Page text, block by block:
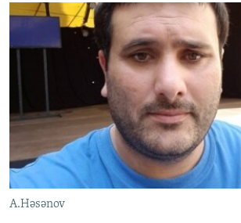
MULTIMEDIA
KARIKATURA
RADIO ARXIV
AZƏRBAYCAN ƏDƏBIYYATI KITABXANASI
İSLAM VƏ DEMOKRATIYA
İZ - MƏDƏNIYYƏT PROQRAMI
PEŞƏ ETIKASI VƏ JURNALISTIKA STANDARTLARIMIZ
MATERIALLARIMIZDAN ISTIFADƏ
AZADLIQRADIOSU MOBIL TELEFONUNUZDA
BIZIMLƏ ƏLAQƏ
RFE/RL-in bütün saytları
A.Həsənov